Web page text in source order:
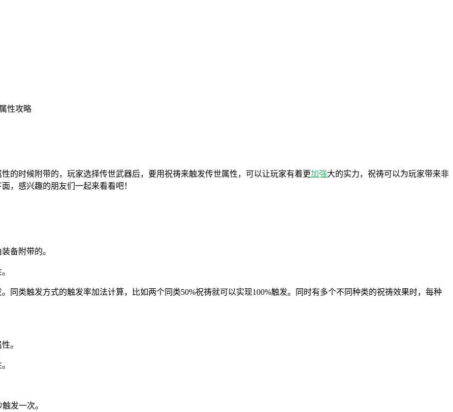
性攻略
性的时候附带的，玩家选择传世武器后，要用祝祷来触发传世属性，可以让玩家有着更加强大的实力，祝祷可以为玩家带来非
，感兴趣的朋友们一起来看看吧！
备附带的。
。同类触发方式的触发率加法计算，比如两个同类50%祝祷就可以实现100%触发。同时有多个不同种类的祝祷效果时，每种
。
发一次。